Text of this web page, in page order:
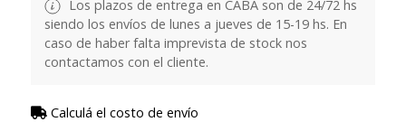
Los plazos de entrega en CABA son de 24/72 hs
siendo los envíos de lunes a jueves de 15-19 hs. En
caso de haber falta imprevista de stock nos
contactamos con el cliente.
Calculá el costo de envío